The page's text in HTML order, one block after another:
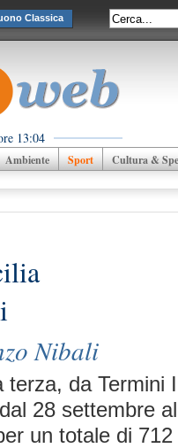
Classica
13:04
Ambiente Sport Cultura &
Nibali
terza, da Termini
28 settembre
un totale di